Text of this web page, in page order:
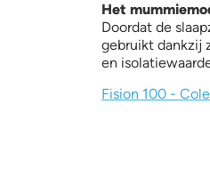
Het
Doordat de
gebruikt dankzij
en
Fision 100 -